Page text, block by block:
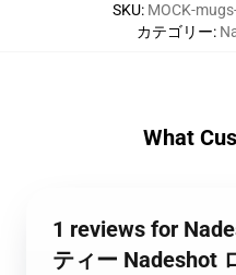
SKU: MOCK-
カテゴリー:
What
1 reviews for
ティー Nadeshot